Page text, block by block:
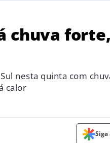
chuva
nesta quinta com
calor
Siga